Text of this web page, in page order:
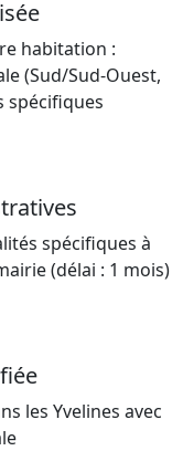
habitation :
(Sud/Sud-Ouest,
spécifiques
spécifiques à
(délai : 1 mois)
les Yvelines avec